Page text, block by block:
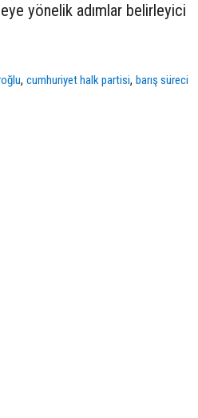
yönelik adımlar belirleyici
,cumhuriyet halk partisi,barış süreci